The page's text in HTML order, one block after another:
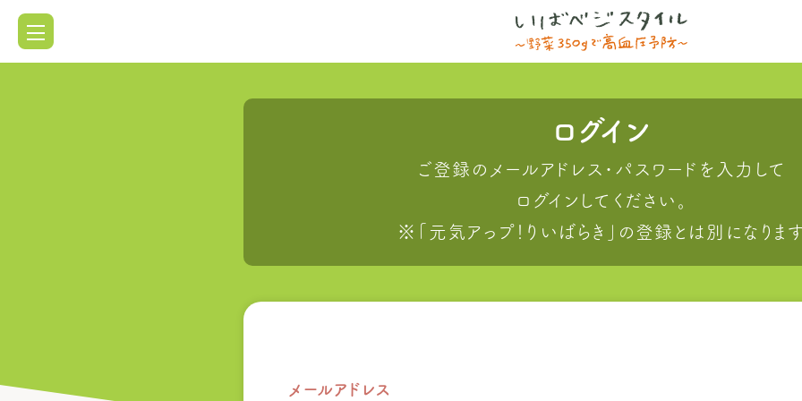
ログイン
ご登録のメールアドレス・パスワードを入力して
ログインしてください。
※「元気アっプ！りいばらき」の登録とは別になりま
メールアドレス